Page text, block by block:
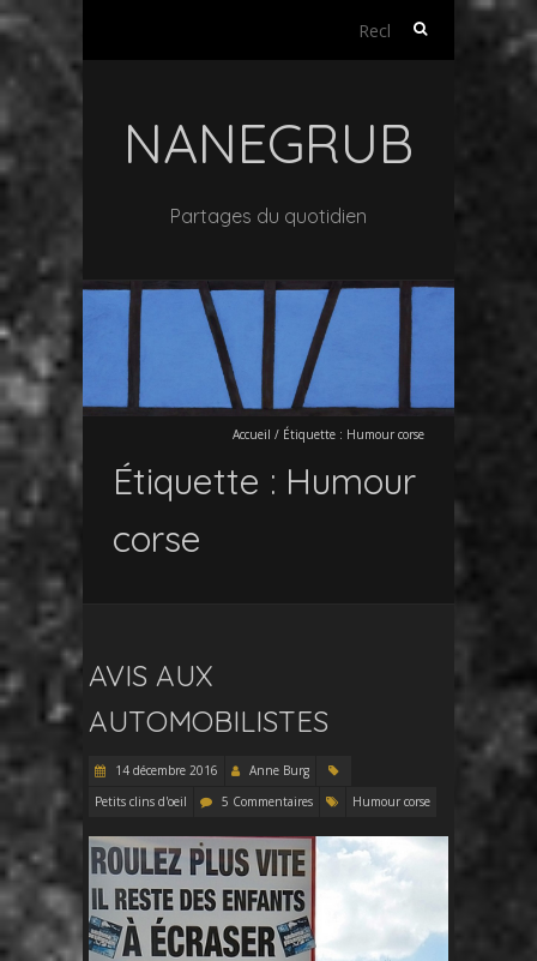
Rechercher :
NANEGRUB
Partages du quotidien
Accueil / Étiquette : Humour corse
Étiquette : Humour
corse
AVIS AUX
AUTOMOBILISTES
14 décembre 2016
Anne Burg
Petits clins d'oeil
5 Commentaires Humour corse